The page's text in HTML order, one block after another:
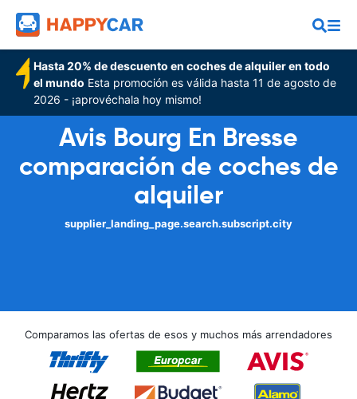
Hasta 20% de descuento en coches de alquiler en todo
el mundo Esta promoción es válida hasta 11 de agosto de
2026 - ¡aprovéchala hoy mismo!
Avis Bourg En Bresse
comparación de coches de
alquiler
supplier_landing_page.search.subscript.city
Comparamos las ofertas de esos y muchos más arrendadores